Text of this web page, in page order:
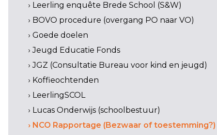
› Leerling enquête Brede School (S&W)
› BOVO procedure (overgang PO naar VO)
› Goede doelen
› Jeugd Educatie Fonds
› JGZ (Consultatie Bureau voor kind en jeugd)
› Koffieochtenden
› LeerlingSCOL
› Lucas Onderwijs (schoolbestuur)
› NCO Rapportage (Bezwaar of toestemming?)